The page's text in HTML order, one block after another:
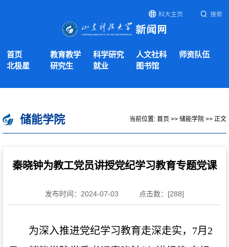
科大主页 搜索
首页 教育教学 科学研究 人文社科
师资队伍
北极星
研究生 就业 图书馆
储能学院 当前位置: 首页 >> 储能学院 >> 正文
秦晓钟为教工党员讲授党纪学习教育专题党课
发布时间：2024-07-03 点击数：[288]
为深入推进党纪学习教育走深走实，7月2